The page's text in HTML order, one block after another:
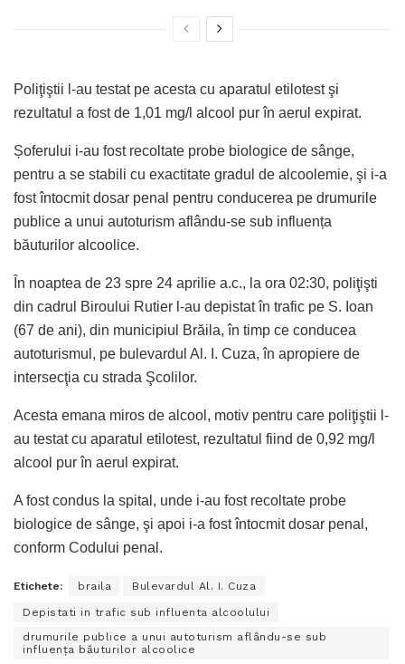
Poliţiştii l-au testat pe acesta cu aparatul etilotest şi
rezultatul a fost de 1,01 mg/l alcool pur în aerul expirat.
Șoferului i-au fost recoltate probe biologice de sânge,
pentru a se stabili cu exactitate gradul de alcoolemie, şi i-a
fost întocmit dosar penal pentru conducerea pe drumurile
publice a unui autoturism aflându-se sub influența
băuturilor alcoolice.
În noaptea de 23 spre 24 aprilie a.c., la ora 02:30, poliţişti
din cadrul Biroului Rutier l-au depistat în trafic pe S. Ioan
(67 de ani), din municipiul Brăila, în timp ce conducea
autoturismul, pe bulevardul Al. I. Cuza, în apropiere de
intersecţia cu strada Şcolilor.
Acesta emana miros de alcool, motiv pentru care poliţiştii l-
au testat cu aparatul etilotest, rezultatul fiind de 0,92 mg/l
alcool pur în aerul expirat.
A fost condus la spital, unde i-au fost recoltate probe
biologice de sânge, şi apoi i-a fost întocmit dosar penal,
conform Codului penal.
Etichete: braila Bulevardul Al. I. Cuza
Depistati in trafic sub influenta alcoolului
drumurile publice a unui autoturism aflându-se sub
influența băuturilor alcoolice